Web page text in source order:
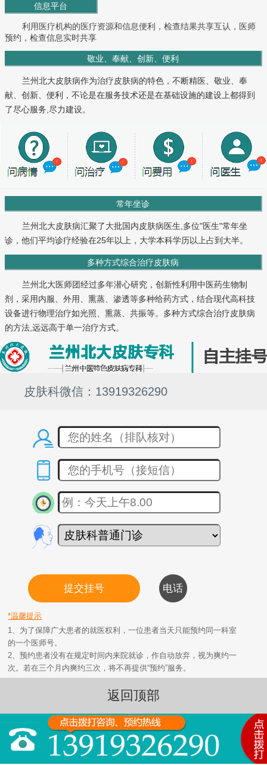
信息平台
利用医疗机构的医疗资源和信息便利，检查结果共享互认，医师
预约，检查信息实时共享
敬业、奉献、创新、便利
兰州北大皮肤病作为治疗皮肤病的特色，不断精医、敬业、奉
献、创新、便利，不论是在服务技术还是在基础设施的建设上都得到
了尽心服务,尽力建设。
常年坐诊
兰州北大皮肤病汇聚了大批国内皮肤病医生,多位"医生"常年坐
诊，他们平均诊疗经验在25年以上，大学本科学历以上占到大半。
多种方式综合治疗皮肤病
兰州北大医师团经过多年潜心研究，创新性利用中医药生物制
剂，采用内服、外用、熏蒸、渗透等多种给药方式，结合现代高科技
设备进行物理治疗如光照、熏蒸、共振等。多种方式综合治疗皮肤病
的方法,远远高于单一治疗方式。
皮肤科微信：13919326290
*温馨提示
1、为了保障广大患者的就医权利，一位患者当天只能预约同一科室
的一个医师号。
2、预约患者没有在规定时间内来院就诊，作自动放弃，视为爽约一
次。若在三个月内爽约三次，将不再提供“预约”服务。
返回顶部